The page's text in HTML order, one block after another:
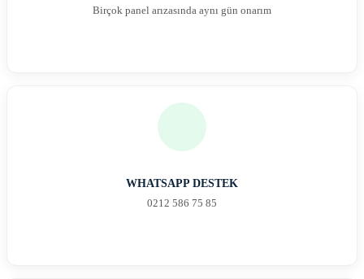
Birçok panel arızasında aynı gün onarım
WHATSAPP DESTEK
0212 586 75 85